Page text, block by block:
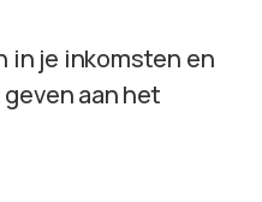
in je inkomsten en
aan het